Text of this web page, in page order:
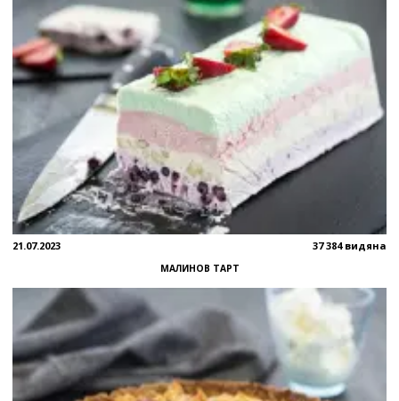
21.07.2023 37 384 видяна
МАЛИНОВ ТАРТ